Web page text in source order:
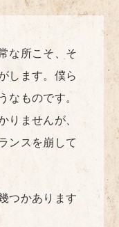
な所こそ、そ
します。僕ら
なものです。
りませんが、
ンスを崩して
つかあります